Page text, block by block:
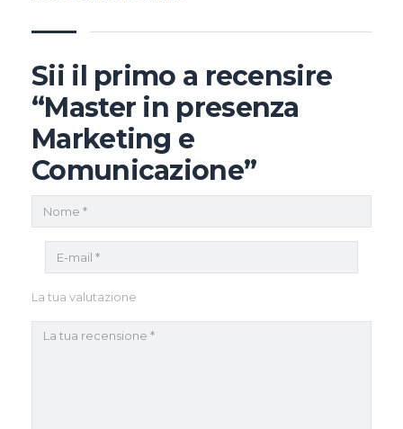
Sii il primo a recensire
“Master in presenza
Marketing e
Comunicazione”
La tua valutazione